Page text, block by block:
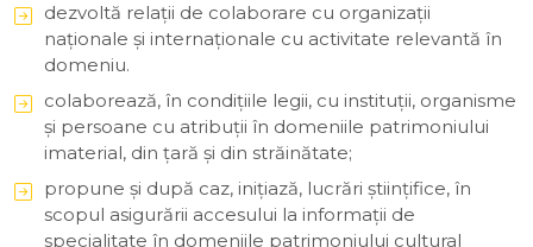
dezvoltă relaţii de colaborare cu organizaţii
naţionale şi internaţionale cu activitate relevantă în
domeniu.
colaborează, în condiţiile legii, cu instituţii, organisme
şi persoane cu atribuţii în domeniile patrimoniului
imaterial, din ţară şi din străinătate;
propune şi după caz, iniţiază, lucrări ştiinţifice, în
scopul asigurării accesului la informaţii de
specialitate în domeniile patrimoniului cultural